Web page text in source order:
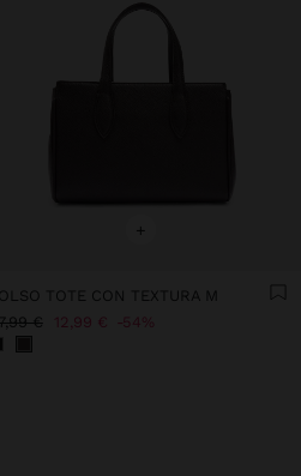
+
TOTE CON TEXTURA M
€ 12,99 € 54%